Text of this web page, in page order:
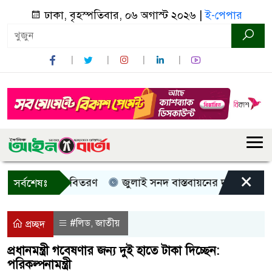
ঢাকা, বৃহস্পতিবার, ০৬ অগাস্ট ২০২৬ |ই-পেপার
সর্বশেষঃ
নগদ সহায়তা বিতরণ জুলাই সনদ বাস্তবায়নের দাবিতে×
প্রচ্ছদ #লিড,জাতীয়
প্রধানমন্ত্রী গবেষণার জন্য দুই হাতে টাকা দিচ্ছেন:
পরিকল্পনামন্ত্রী